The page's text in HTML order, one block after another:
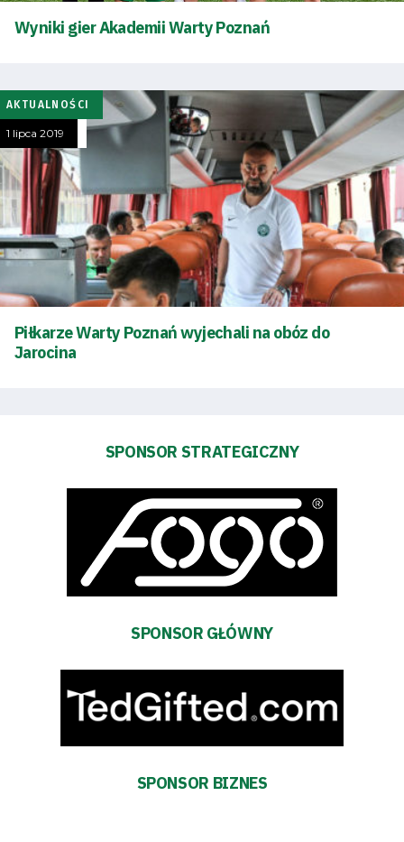
Tryb
oszczędności
energii
Dostępność
SEARCH
FOR:
Klub
terminarz
Kontakt
zespół
Wyniki gier Akademii Warty Poznań
AKTUALNOŚCI
1 lipca 2019
Piłkarze Warty Poznań wyjechali na obóz do
Jarocina
SPONSOR STRATEGICZNY
SPONSOR GŁÓWNY
SPONSOR BIZNES